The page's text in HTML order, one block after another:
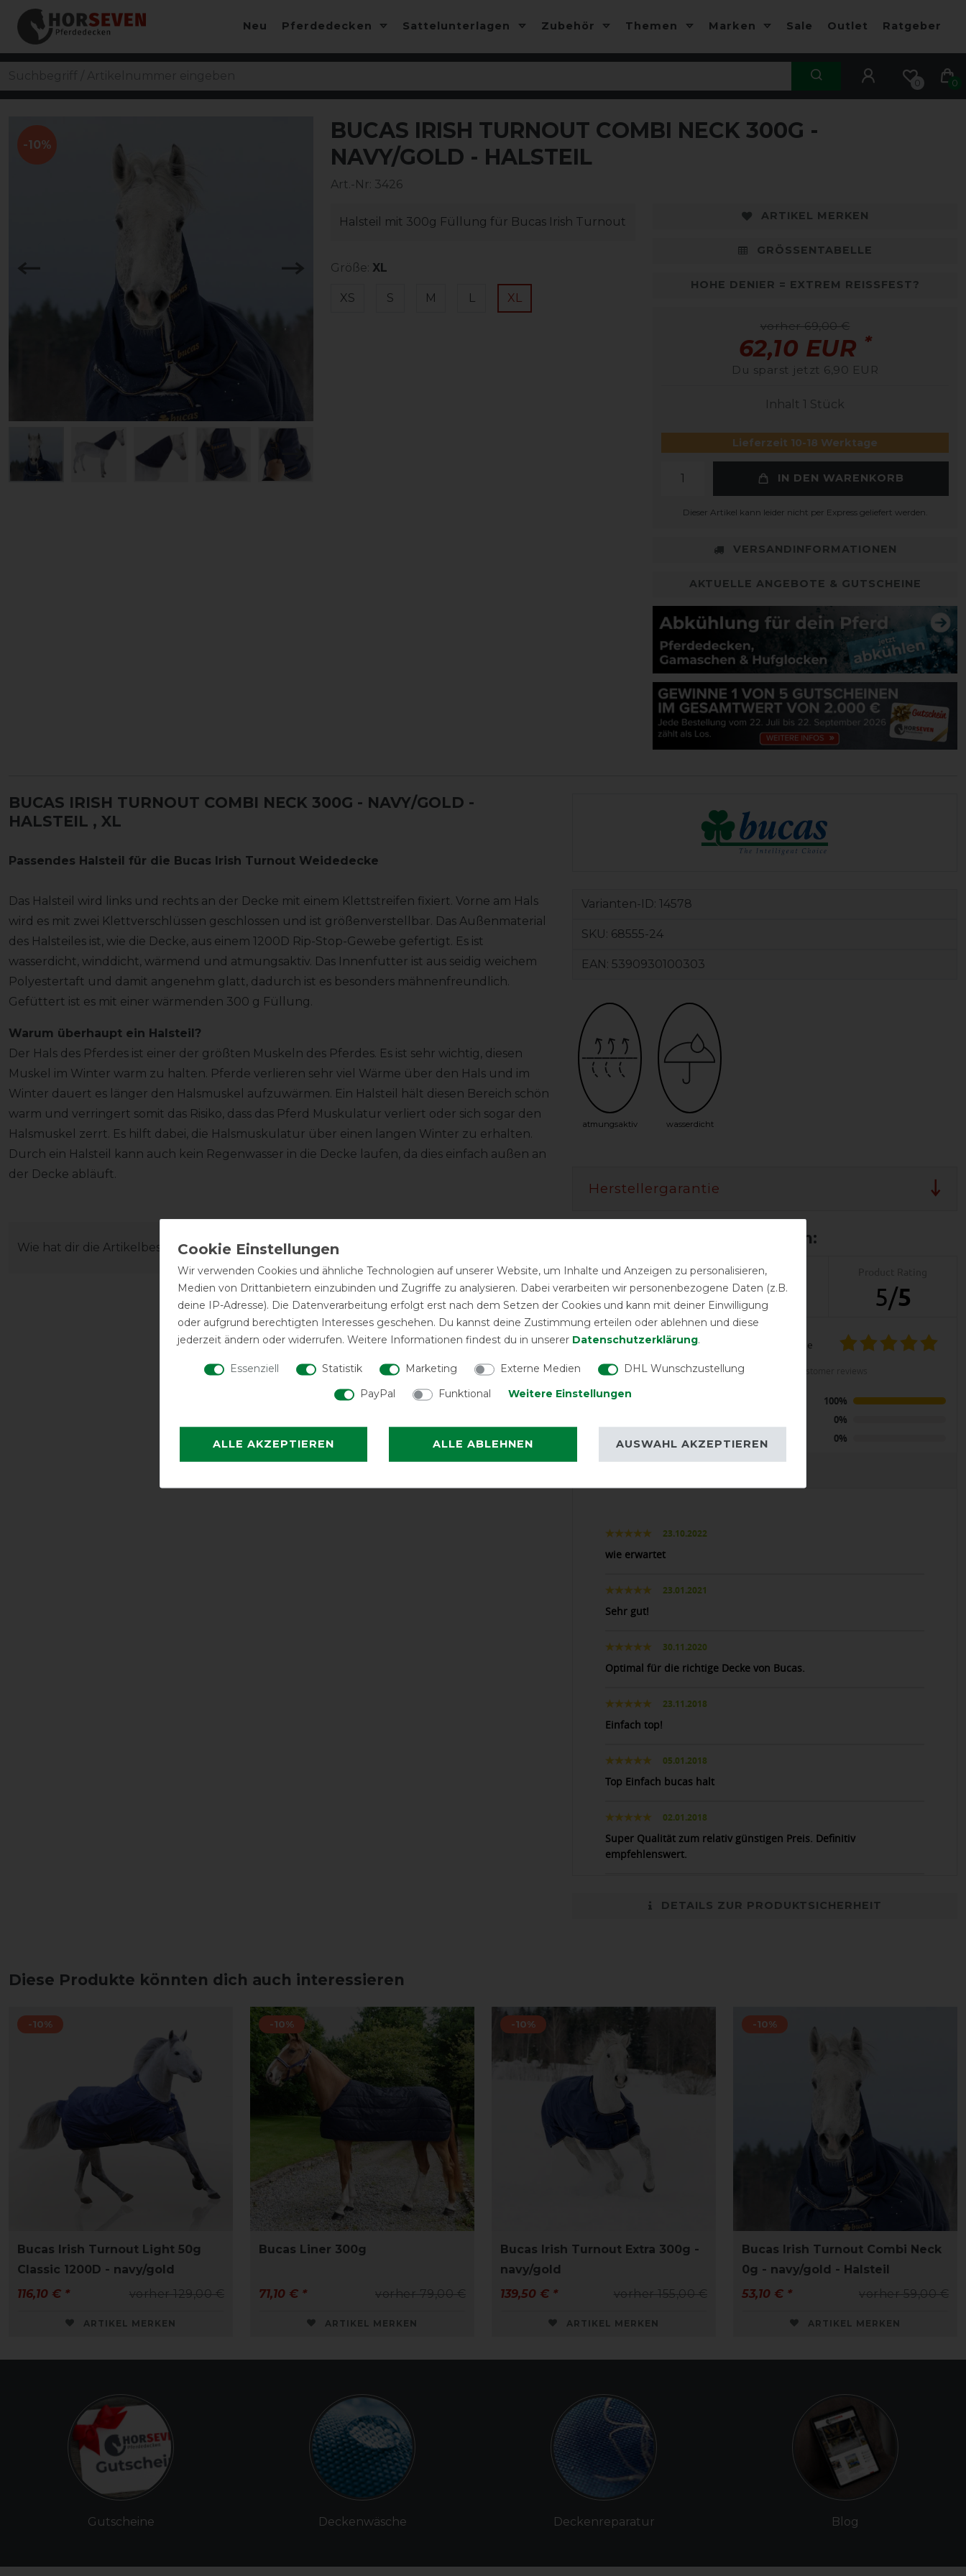
Neu Pferdedecken Sattelunterlagen Zubehör Themen Marken Sale Outlet Ratgeber
0 0
-10%
BUCAS IRISH TURNOUT COMBI NECK 300G -
NAVY/GOLD - HALSTEIL
Art.-Nr: 3426
Halsteil mit 300g Füllung für Bucas Irish Turnout
Größe: XL
XS S M L XL
ARTIKEL MERKEN
GRÖSSENTABELLE
HOHE DENIER = EXTREM REISSFEST?
vorher 69,00 €
62,10 EUR *
Du sparst jetzt 6,90 EUR
Inhalt 1 Stück
Lieferzeit 10-18 Werktage
IN DEN WARENKORB
Dieser Artikel kann leider nicht per Express geliefert werden.
VERSANDINFORMATIONEN
AKTUELLE ANGEBOTE & GUTSCHEINE
BUCAS IRISH TURNOUT COMBI NECK 300G - NAVY/GOLD -
HALSTEIL , XL
Passendes Halsteil für die Bucas Irish Turnout Weidedecke
Das Halsteil wird links und rechts an der Decke mit einem Klettstreifen fixiert. Vorne am Hals
wird es mit zwei Klettverschlüssen geschlossen und ist größenverstellbar. Das Außenmaterial
des Halsteiles ist, wie die Decke, aus einem 1200D Rip-Stop-Gewebe gefertigt. Es ist
wasserdicht, winddicht, wärmend und atmungsaktiv. Das Innenfutter ist aus seidig weichem
Polyestertaft und damit angenehm glatt, dadurch ist es besonders mähnenfreundlich.
Gefüttert ist es mit einer wärmenden 300 g Füllung.
Warum überhaupt ein Halsteil?
Der Hals des Pferdes ist einer der größten Muskeln des Pferdes. Es ist sehr wichtig, diesen
Muskel im Winter warm zu halten. Pferde verlieren sehr viel Wärme über den Hals und im
Winter dauert es länger den Halsmuskel aufzuwärmen. Ein Halsteil hält diesen Bereich schön
warm und verringert somit das Risiko, dass das Pferd Muskulatur verliert oder sich sogar den
Halsmuskel zerrt. Es hilft dabei, die Halsmuskulatur über einen langen Winter zu erhalten.
Durch ein Halsteil kann auch kein Regenwasser in die Decke laufen, da dies einfach außen an
der Decke abläuft.
Wie hat dir die Artikelbeschreibung gefallen?
Varianten-ID: 14578
SKU: 68555-24
EAN: 5390930100303
atmungsaktiv wasserdicht
Herstellergarantie
EXCELLENT
Bucas Irish Turnout Combi
Product Reviews
6 5/5
product experience
calculated from 6 customer reviews
100%
0%
Negative
0%
23.10.2022
wie erwartet
23.01.2021
Sehr gut!
30.11.2020
Optimal für die richtige Decke von Bucas.
23.11.2018
Einfach top!
05.01.2018
Top Einfach bucas halt
02.01.2018
Super Qualität zum relativ günstigen Preis. Definitiv
empfehlenswert.
DETAILS ZUR PRODUKTSICHERHEIT
Diese Produkte könnten dich auch interessieren
-10%
Bucas Irish Turnout Light 50g
Classic 1200D - navy/gold
vorher 129,00 €
116,10 € *
ARTIKEL MERKEN
-10%
Bucas Liner 300g
vorher 79,00 €
71,10 € *
ARTIKEL MERKEN
-10%
Bucas Irish Turnout Extra 300g -
navy/gold
vorher 155,00 €
139,50 € *
ARTIKEL MERKEN
-10%
Bucas Irish Turnout Combi Neck
0g - navy/gold - Halsteil
vorher 59,00 €
53,10 € *
ARTIKEL MERKEN
Gutscheine Deckenwäsche Deckenreparatur Blog
Wir verwenden Cookies und ähnliche Technologien auf unserer Website, um Inhalte und Anzeigen zu personalisieren,
Medien von Drittanbietern einzubinden und Zugriffe zu analysieren. Dabei verarbeiten wir personenbezogene Daten (z.B.
deine IP-Adresse). Die Datenverarbeitung erfolgt erst nach dem Setzen der Cookies und kann mit deiner Einwilligung
oder aufgrund berechtigten Interesses geschehen. Du kannst deine Zustimmung erteilen oder ablehnen und diese
jederzeit ändern oder widerrufen. Weitere Informationen findest du in unserer Daten­schutz­erklärung.
Essenziell Statistik Marketing Externe Medien
DHL Wunschzustellung
PayPal
Funktional Weitere Einstellungen
ALLE AKZEPTIEREN ALLE ABLEHNEN AUSWAHL AKZEPTIEREN